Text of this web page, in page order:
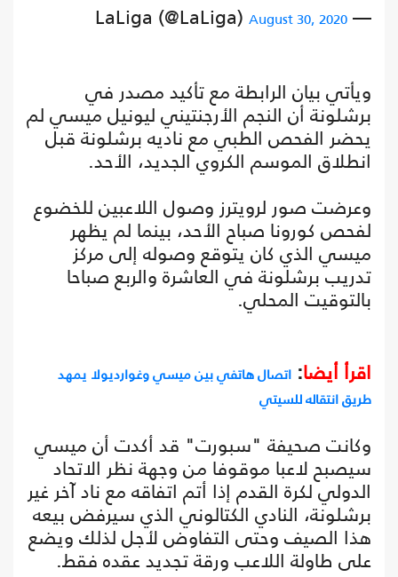
— LaLiga (@LaLiga)
August 30, 2020
ويأتي بيان الرابطة مع تأكيد مصدر في
برشلونة أن النجم الأرجنتيني ليونيل ميسي لم
يحضر الفحص الطبي مع ناديه برشلونة قبل
انطلاق الموسم الكروي الجديد، الأحد.
وعرضت صور لرويترز وصول اللاعبين للخضوع
لفحص كورونا صباح الأحد، بينما لم يظهر
ميسي الذي كان يتوقع وصوله إلى مركز
تدريب برشلونة في العاشرة والربع صباحا
بالتوقيت المحلي.
اقرأ أيضا: اتصال هاتفي بين ميسي وغوارديولا يمهد
طريق انتقاله للسيتي
وكانت صحيفة "سبورت" قد أكدت أن ميسي
سيصبح لاعبا موقوفا من وجهة نظر الاتحاد
الدولي لكرة القدم إذا أتم اتفاقه مع ناد آخر غير
برشلونة، النادي الكتالوني الذي سيرفض بيعه
هذا الصيف وحتى التفاوض لأجل لذلك ويضع
على طاولة اللاعب ورقة تجديد عقده فقط.